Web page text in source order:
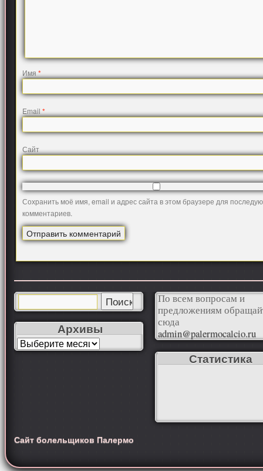
Имя*
Email*
Сайт
Сохранить моё имя, email и адрес сайта в этом браузере для
комментариев.
Архивы
По всем вопросам и
предложениям
сюда
admin@palermocalcio.ru
Статистика
Сайт болельщиков Палермо